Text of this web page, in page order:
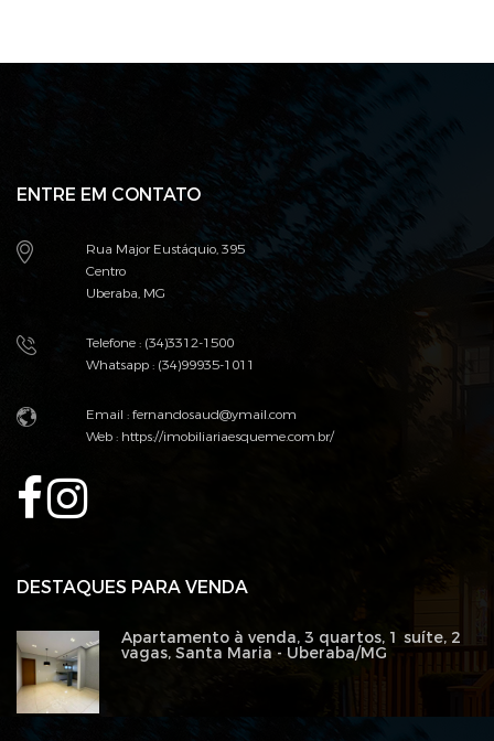
ENTRE EM CONTATO
Rua Major Eustáquio, 395
Centro
Uberaba, MG
Telefone : (34)3312-1500
Whatsapp : (34)99935-1011
Email :fernandosaud@ymail.com
Web :https://imobiliariaesqueme.com.br/
DESTAQUES PARA VENDA
Apartamento à venda, 3 quartos, 1 suíte, 2
vagas, Santa Maria - Uberaba/MG